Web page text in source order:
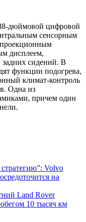
дюймовой цифровой
сенсорным
дисплеем,
задних сидений. В
функции подогрева,
климат-контроль
Одна из
причем один
Volvo
на
Land Rover
10 тысяч км